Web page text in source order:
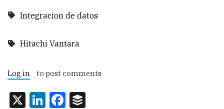
Integracion de datos
Hitachi Vantara
Log in to post comments
X LinkedIn
Facebook